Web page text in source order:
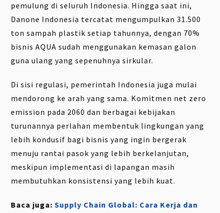
pemulung di seluruh Indonesia. Hingga saat ini,
Danone Indonesia tercatat mengumpulkan 31.500
ton sampah plastik setiap tahunnya, dengan 70%
bisnis AQUA sudah menggunakan kemasan galon
guna ulang yang sepenuhnya sirkular.
Di sisi regulasi, pemerintah Indonesia juga mulai
mendorong ke arah yang sama. Komitmen net zero
emission pada 2060 dan berbagai kebijakan
turunannya perlahan membentuk lingkungan yang
lebih kondusif bagi bisnis yang ingin bergerak
menuju rantai pasok yang lebih berkelanjutan,
meskipun implementasi di lapangan masih
membutuhkan konsistensi yang lebih kuat.
Baca juga:Supply Chain Global: Cara Kerja dan